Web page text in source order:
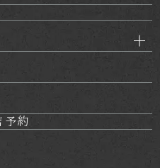
予約